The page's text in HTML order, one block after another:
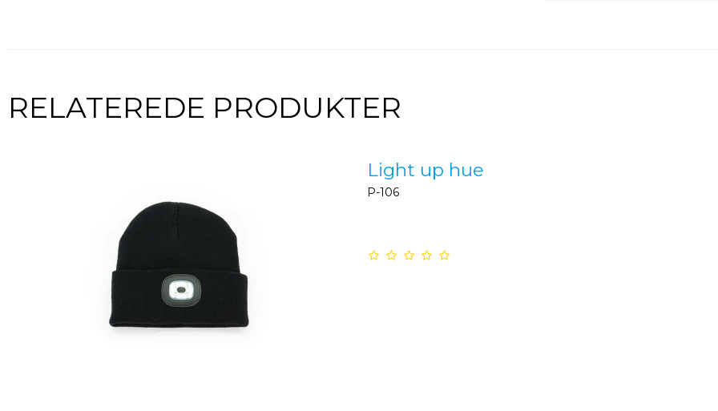
RELATEREDE PRODUKTER
Light up hue
P-106